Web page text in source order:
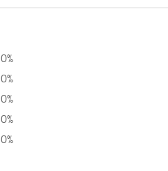
0%
0%
0%
0%
0%